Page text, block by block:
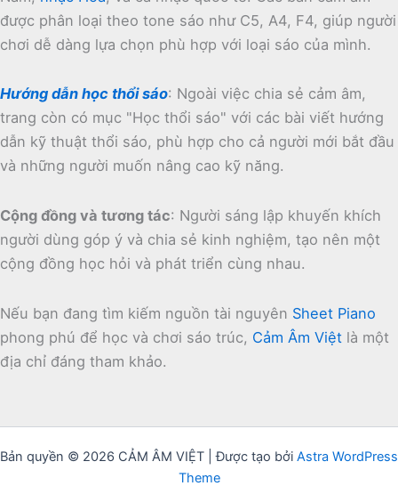
được phân loại theo tone sáo như C5, A4, F4, giúp người
chơi dễ dàng lựa chọn phù hợp với loại sáo của mình.
Hướng dẫn học thổi sáo: Ngoài việc chia sẻ cảm âm,
trang còn có mục "Học thổi sáo" với các bài viết hướng
dẫn kỹ thuật thổi sáo, phù hợp cho cả người mới bắt đầu
và những người muốn nâng cao kỹ năng.
Cộng đồng và tương tác: Người sáng lập khuyến khích
người dùng góp ý và chia sẻ kinh nghiệm, tạo nên một
cộng đồng học hỏi và phát triển cùng nhau.
Nếu bạn đang tìm kiếm nguồn tài nguyên Sheet Piano
phong phú để học và chơi sáo trúc, Cảm Âm Việt là một
địa chỉ đáng tham khảo.
Bản quyền © 2026 CẢM ÂM VIỆT | Được tạo bởi Astra WordPress
Theme